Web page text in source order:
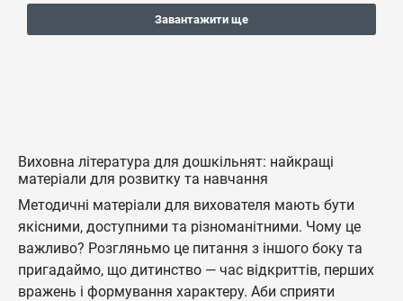
Завантажити ще
Виховна література для дошкільнят: найкращі
матеріали для розвитку та навчання
Методичні матеріали для вихователя мають бути
якісними, доступними та різноманітними. Чому це
важливо? Розгляньмо це питання з іншого боку та
пригадаймо, що дитинство — час відкриттів, перших
вражень і формування характеру. Аби сприяти